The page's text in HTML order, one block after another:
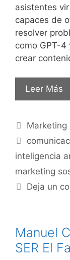
asistentes
capaces de
resolver
como GPT-4
crear
Leer Más
Marketing
inteligencia
marketing
Deja un
Manuel
SER El